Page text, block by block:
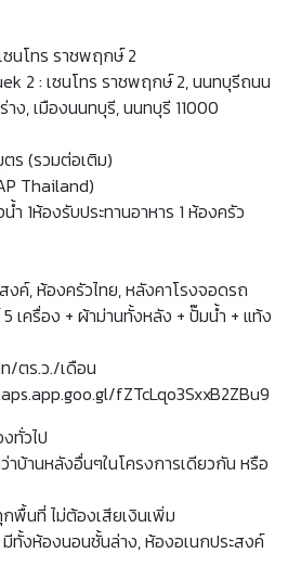
ซนโทร ราชพฤกษ์ 2
2 : เซนโทร ราชพฤกษ์ 2, นนทบุรี​​ถนน
ง, เมืองนนทบุรี, นนทบุรี 11000
ร (รวมต่อเติม)
Thailand)
1ห้องรับประทานอาหาร 1 ห้องครัว
งค์, ห้องครัวไทย, หลังคาโรงจอดรถ
เครื่อง + ผ้าม่านทั้งหลัง + ปั๊มน้ำ + แท้ง
/ตร.ว./เดือน
fZTcLqo3SxxB2ZBu9
ทั่วไป
บ้านหลังอื่นๆในโครงการเดียวกัน หรือ
พื้นที่ ไม่ต้องเสียเงินเพิ่ม
ทั้งห้องนอนชั้นล่าง, ห้องอเนกประสงค์